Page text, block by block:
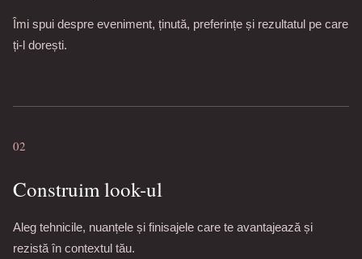
Îmi spui despre eveniment, ținută, preferințe și rezultatul pe care
ți-l dorești.
02
Construim look-ul
Aleg tehnicile, nuanțele și finisajele care te avantajează și
rezistă în contextul tău.